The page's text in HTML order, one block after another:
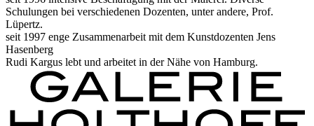
Schulungen bei verschiedenen Dozenten, unter andere, Prof.
Lüpertz.
seit 1997 enge Zusammenarbeit mit dem Kunstdozenten Jens
Hasenberg
Rudi Kargus lebt und arbeitet in der Nähe von Hamburg.